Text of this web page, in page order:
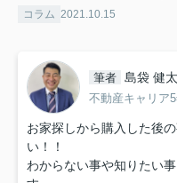
コラム 2021.10.15
筆者 島袋 健太
不動産キャリア
お家探しから購入した後
い！！
わからない事や知りたい